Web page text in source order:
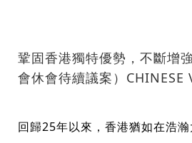
鞏固香港獨特優勢，不斷增
會休會待續議案）CHINESE
回歸25年以來，香港猶如在浩瀚